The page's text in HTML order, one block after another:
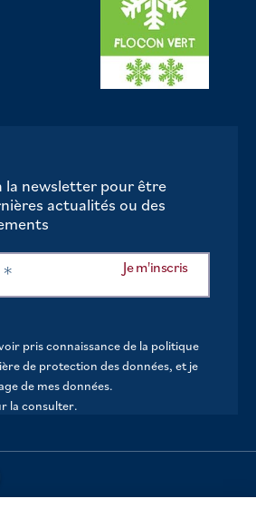
la newsletter pour être
actualités ou des
pris connaissance de la politique
de protection des données, et je
de mes données.
la consulter.